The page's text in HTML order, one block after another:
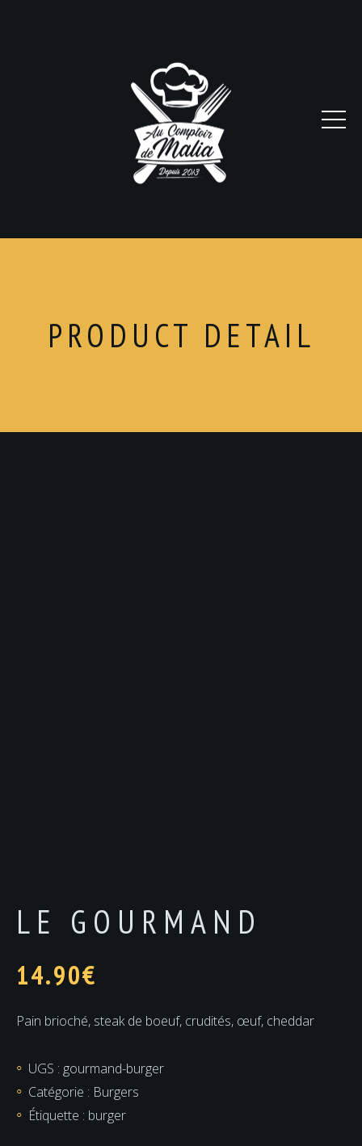
PRODUCT DETAIL
LE GOURMAND
14.90€
Pain brioché, steak de boeuf, crudités, œuf, cheddar
UGS : gourmand-burger
Catégorie : Burgers
Étiquette : burger